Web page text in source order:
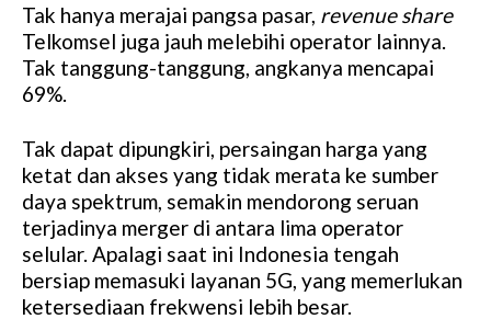
Tak hanya merajai pangsa pasar, revenue share
Telkomsel juga jauh melebihi operator lainnya.
Tak tanggung-tanggung, angkanya mencapai
69%.
Tak dapat dipungkiri, persaingan harga yang
ketat dan akses yang tidak merata ke sumber
daya spektrum, semakin mendorong seruan
terjadinya merger di antara lima operator
selular. Apalagi saat ini Indonesia tengah
bersiap memasuki layanan 5G, yang memerlukan
ketersediaan frekwensi lebih besar.